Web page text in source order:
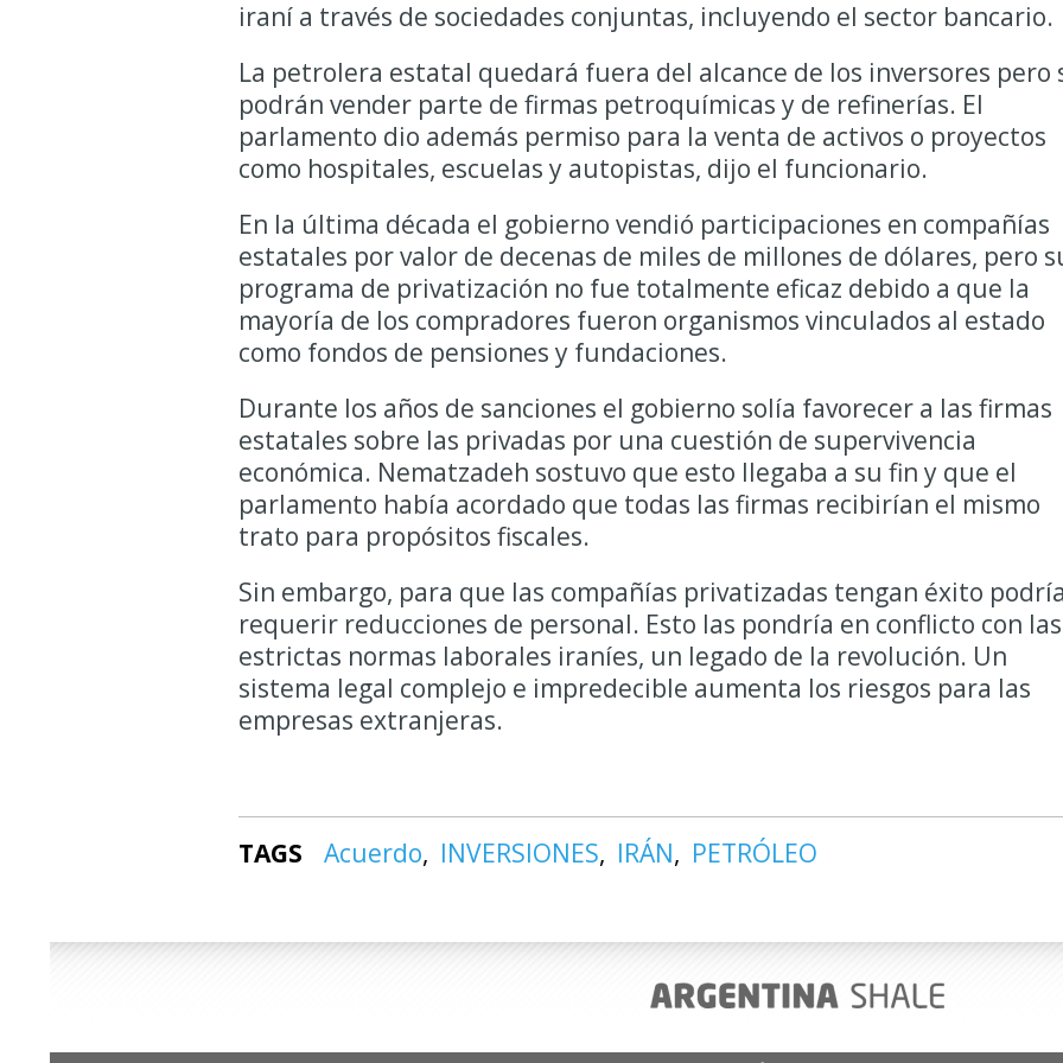
iraní a través de sociedades conjuntas, incluyendo el sector bancario.
La petrolera estatal quedará fuera del alcance de los inversores pero
podrán vender parte de firmas petroquímicas y de refinerías. El
parlamento dio además permiso para la venta de activos o proyectos
como hospitales, escuelas y autopistas, dijo el funcionario.
En la última década el gobierno vendió participaciones en compañías
estatales por valor de decenas de miles de millones de dólares, pero
programa de privatización no fue totalmente eficaz debido a que la
mayoría de los compradores fueron organismos vinculados al estado
como fondos de pensiones y fundaciones.
Durante los años de sanciones el gobierno solía favorecer a las firmas
estatales sobre las privadas por una cuestión de supervivencia
económica. Nematzadeh sostuvo que esto llegaba a su fin y que el
parlamento había acordado que todas las firmas recibirían el mismo
trato para propósitos fiscales.
Sin embargo, para que las compañías privatizadas tengan éxito
requerir reducciones de personal. Esto las pondría en conflicto con las
estrictas normas laborales iraníes, un legado de la revolución. Un
sistema legal complejo e impredecible aumenta los riesgos para las
empresas extranjeras.
TAGS Acuerdo INVERSIONES IRÁN PETRÓLEO